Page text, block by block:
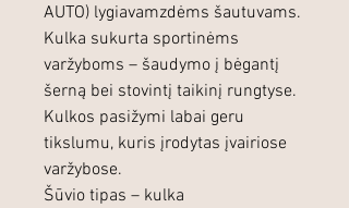
AUTO) lygiavamzdėms šautuvams.
Kulka sukurta sportinėms
varžyboms – šaudymo į bėgantį
šerną bei stovintį taikinį rungtyse.
Kulkos pasižymi labai geru
tikslumu, kuris įrodytas įvairiose
varžybose.
Šūvio tipas – kulka